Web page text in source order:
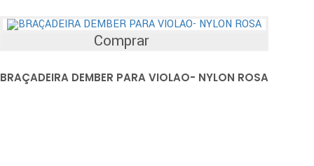
Comprar
BRAÇADEIRA DEMBER PARA VIOLAO- NYLON ROSA